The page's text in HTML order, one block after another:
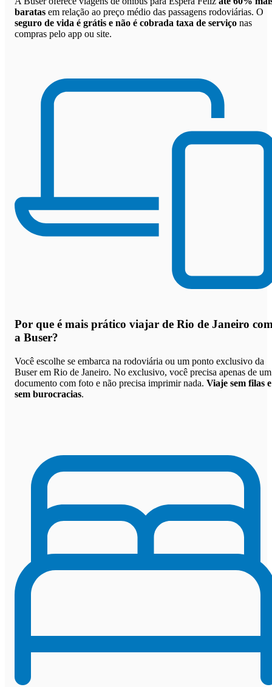
baratas em relação ao preço médio das passagens rodoviárias. O
seguro de vida é grátis e não é cobrada taxa de serviço nas
compras pelo app ou site.
Por que é mais prático viajar de Rio de Janeiro
a Buser?
Você escolhe se embarca na rodoviária ou um ponto exclusivo da
Buser em Rio de Janeiro. No exclusivo, você precisa apenas de um
documento com foto e não precisa imprimir nada. Viaje sem filas e
sem burocracias.